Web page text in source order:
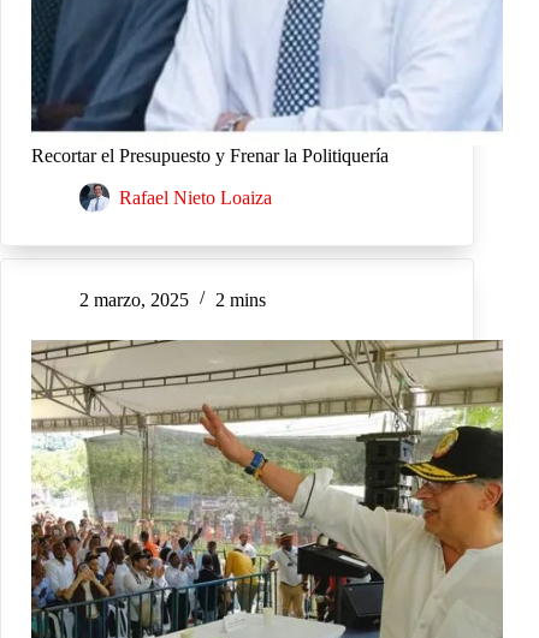
Recortar el Presupuesto y Frenar la Politiquería
Rafael Nieto Loaiza
2 marzo, 2025 2 mins